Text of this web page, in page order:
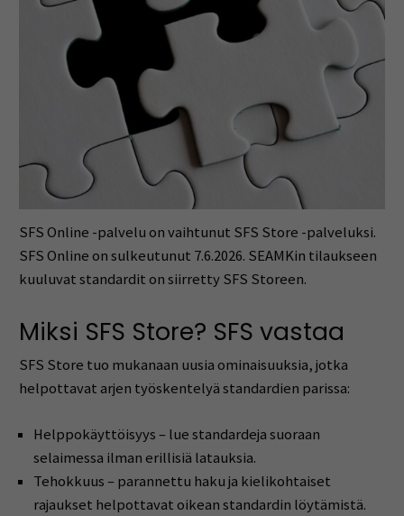
SFS Online -palvelu on vaihtunut SFS Store -palveluksi.
SFS Online on sulkeutunut 7.6.2026. SEAMKin tilaukseen
kuuluvat standardit on siirretty SFS Storeen.
Miksi SFS Store? SFS vastaa
SFS Store tuo mukanaan uusia ominaisuuksia, jotka
helpottavat arjen työskentelyä standardien parissa:
Helppokäyttöisyys – lue standardeja suoraan
selaimessa ilman erillisiä latauksia.
Tehokkuus – parannettu haku ja kielikohtaiset
rajaukset helpottavat oikean standardin löytämistä.